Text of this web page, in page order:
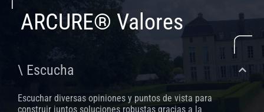
ARCURE® Valores
\ Escucha
Escuchar diversas opiniones y puntos de vista para
construir juntos soluciones robustas gracias a la